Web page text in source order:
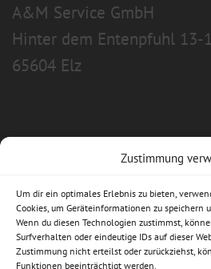
Zustimmung
Um dir ein optimales Erlebnis zu bieten,
Cookies, um Geräteinformationen zu speichern
Wenn du diesen Technologien zustimmst,
Surfverhalten oder eindeutige IDs auf dieser
Zustimmung nicht erteilst oder zurückziehst,
Funktionen beeinträchtigt werden.
A&M Service GmbH
Hinter dem Entenpfuhl 13-
65604 Elz
Allgemeine
Impressum
Datenschutzerklärung